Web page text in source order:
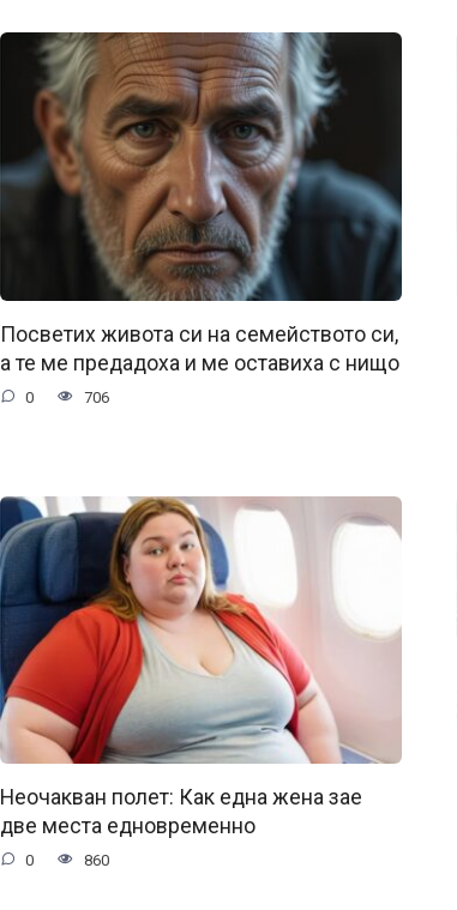
Посветих живота си на семейството си,
а те ме предадоха и ме оставиха с нищо
0 706
Неочакван полет: Как една жена зае
две места едновременно
0 860